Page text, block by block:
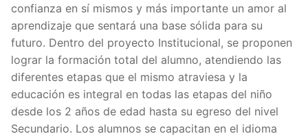
confianza en sí mismos y más importante un amor al
aprendizaje que sentará una base sólida para su
futuro. Dentro del proyecto Institucional, se proponen
lograr la formación total del alumno, atendiendo las
diferentes etapas que el mismo atraviesa y la
educación es integral en todas las etapas del niño
desde los 2 años de edad hasta su egreso del nivel
Secundario. Los alumnos se capacitan en el idioma